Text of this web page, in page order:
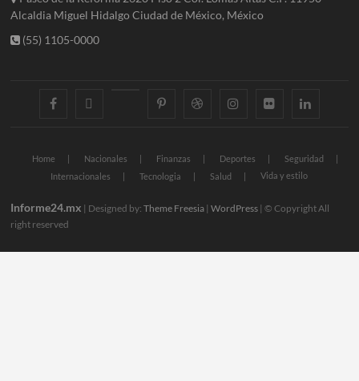
Alcaldia Miguel Hidalgo Ciudad de México, México
(55) 1105-0000
facebook googlepluspinterestdribbble instagramflickr linkedin
Home Nacionales Finanzas Deportes
Seguridad
Internacionales
Tecnologia Salud Vida y estilo
Informe24.mx | Designed by:Theme Freesia |WordPress | © Copyright All
right reserved